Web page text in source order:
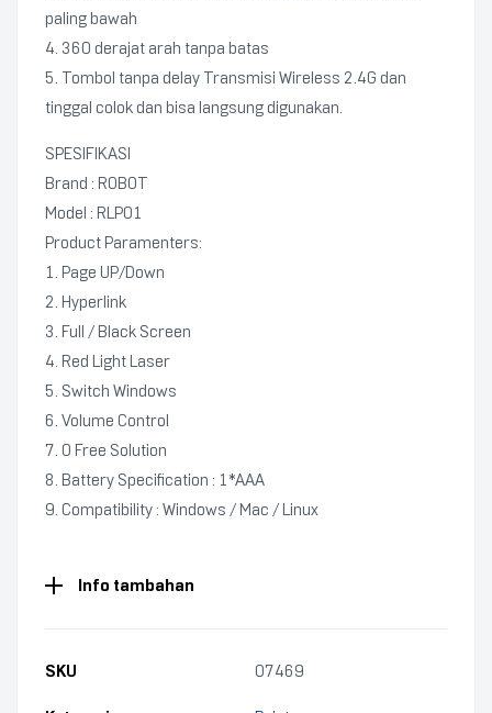
paling bawah
4. 360 derajat arah tanpa batas
5. Tombol tanpa delay Transmisi Wireless 2.4G dan
tinggal colok dan bisa langsung digunakan.
SPESIFIKASI
Brand : ROBOT
Model : RLP01
Product Paramenters:
1. Page UP/Down
2. Hyperlink
3. Full / Black Screen
4. Red Light Laser
5. Switch Windows
6. Volume Control
7. O Free Solution
8. Battery Specification : 1*AAA
9. Compatibility : Windows / Mac / Linux
Info tambahan
SKU 07469